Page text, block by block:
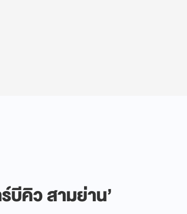
บีคิว สามย่าน’